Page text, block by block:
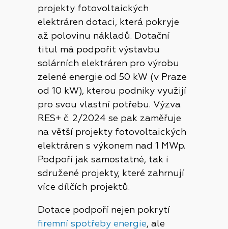
projekty fotovoltaických
elektráren dotaci, která pokryje
až polovinu nákladů. Dotační
titul má podpořit výstavbu
solárních elektráren pro výrobu
zelené energie od 50 kW (v Praze
od 10 kW), kterou podniky využijí
pro svou vlastní potřebu. Výzva
RES+ č. 2/2024 se pak zaměřuje
na větší projekty fotovoltaických
elektráren s výkonem nad 1 MWp.
Podpoří jak samostatné, tak i
sdružené projekty, které zahrnují
více dílčích projektů.
Dotace podpoří nejen pokrytí
firemní spotřeby energie, ale